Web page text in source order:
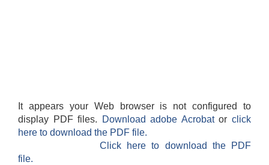
It appears your Web browser is not configured to
display PDF files.
Download adobe Acrobatorclick
here to download the PDF file.
Click here to download the PDF
file.